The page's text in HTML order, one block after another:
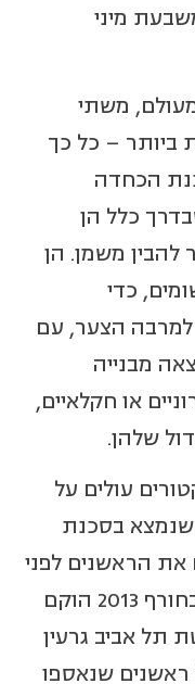
מיני
משתי
ביותר – כל כך
הכחדה
כלל הן
משמן. הן
כדי
למרבה הצער, עם
מבנייה
או חקלאיים,
שלהן.
עולים על
בסכנת
הראשנים לפני
שהבריכה תהפוך להיסטוריה. בחורף 2013 הוקם
תל אביב גרעין
ראשנים שנאספו